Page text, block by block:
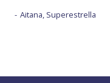
Aitana, Superestrella